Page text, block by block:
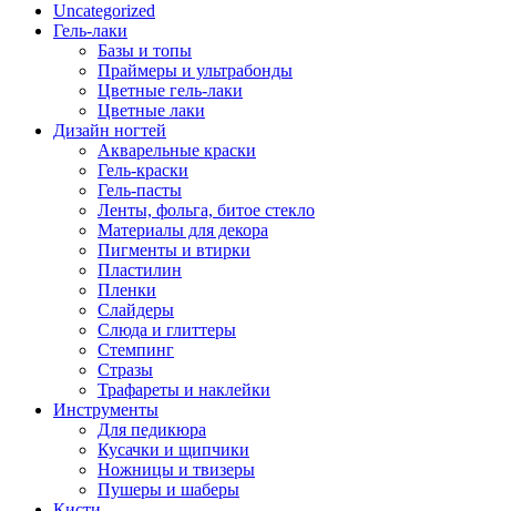
Uncategorized
Гель-лаки
Базы и топы
Праймеры и ультрабонды
Цветные гель-лаки
Цветные лаки
Дизайн ногтей
Акварельные краски
Гель-краски
Гель-пасты
Ленты, фольга, битое стекло
Материалы для декора
Пигменты и втирки
Пластилин
Пленки
Слайдеры
Слюда и глиттеры
Стемпинг
Стразы
Трафареты и наклейки
Инструменты
Для педикюра
Кусачки и щипчики
Ножницы и твизеры
Пушеры и шаберы